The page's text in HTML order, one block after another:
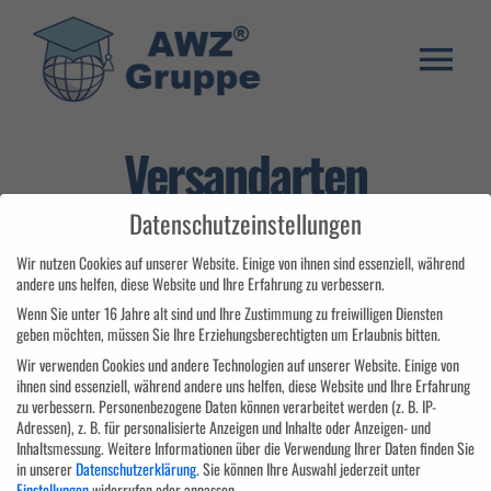
springen
Warenkorb
Franchise System
E-Learning Login
Versandarten
Das Aus- und Weiterbildungszentrum ist getreu dem Motto „Lebenslanges
Datenschutzeinstellungen
Wir nutzen Cookies auf unserer Website. Einige von ihnen sind essenziell, während
andere uns helfen, diese Website und Ihre Erfahrung zu verbessern.
Wenn Sie unter 16 Jahre alt sind und Ihre Zustimmung zu freiwilligen Diensten
geben möchten, müssen Sie Ihre Erziehungsberechtigten um Erlaubnis bitten.
Wir verwenden Cookies und andere Technologien auf unserer Website. Einige von
ihnen sind essenziell, während andere uns helfen, diese Website und Ihre Erfahrung
zu verbessern. Personenbezogene Daten können verarbeitet werden (z. B. IP-
Adressen), z. B. für personalisierte Anzeigen und Inhalte oder Anzeigen- und
Inhaltsmessung.Weitere Informationen über die Verwendung Ihrer Daten finden Sie
in unsererDatenschutzerklärung.Sie können Ihre Auswahl jederzeit unter